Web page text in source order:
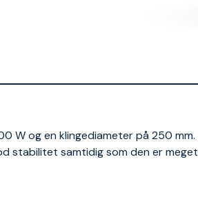
W og en klingediameter på 250 mm.
stabilitet samtidig som den er meget